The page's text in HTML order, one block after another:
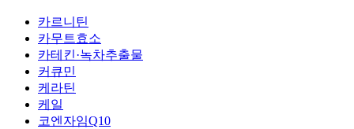
카르니틴
카무트효소
카테킨·녹차추출물
커큐민
케라틴
케일
코엔자임Q10